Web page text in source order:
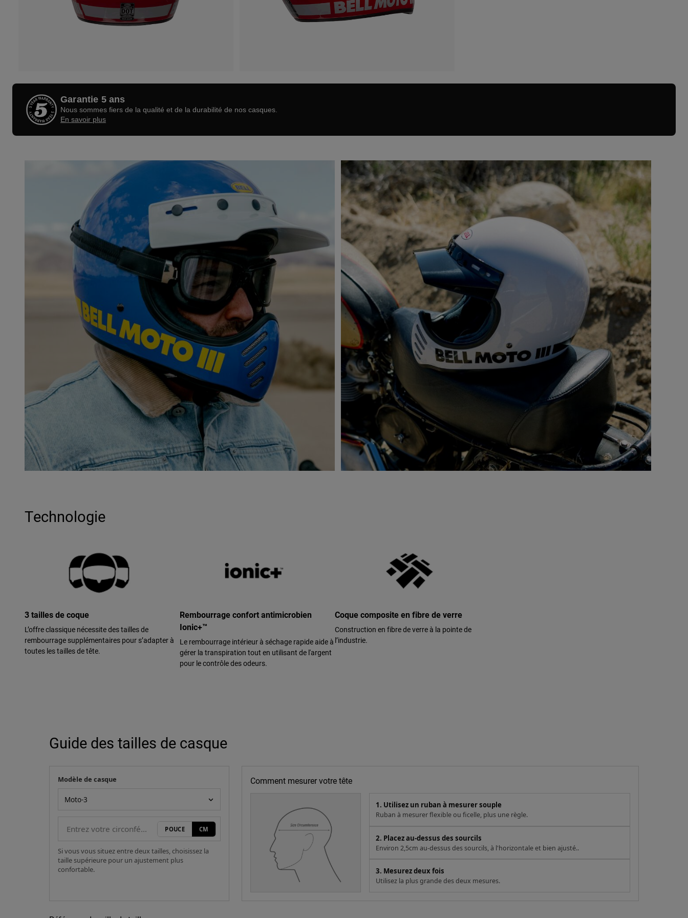
Garantie 5 ans
Nous sommes fiers de la qualité et de la durabilité de nos casques.
En savoir plus
Technologie
3 tailles de coque
L’offre classique nécessite des tailles de
rembourrage supplémentaires pour s’adapter à
toutes les tailles de tête.
Rembourrage confort antimicrobien
Ionic+™
Le rembourrage intérieur à séchage rapide aide à
gérer la transpiration tout en utilisant de l'argent
pour le contrôle des odeurs.
Coque composite en fibre de verre
Construction en fibre de verre à la pointe de
l’industrie.
Guide des tailles de casque
Comment mesurer votre tête
1. Utilisez un ruban à mesurer souple
Ruban à mesurer flexible ou ficelle, plus une règle.
2. Placez au-dessus des sourcils
Environ 2,5cm au-dessus des sourcils, à l'horizontale et bien ajusté..
3. Mesurez deux fois
Utilisez la plus grande des deux mesures.
Votre mesure
Modèle de casque
POUCE CM
Si vous vous situez entre deux tailles, choisissez la
taille supérieure pour un ajustement plus
confortable.